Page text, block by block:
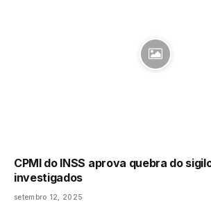
CPMI do INSS aprova quebra do
investigados
setembro 12, 2025